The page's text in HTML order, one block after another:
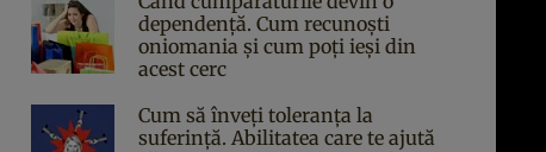
dependență. Cum recunoști
oniomania și cum poți ieși din
acest cerc
Cum să înveți toleranța la
suferință. Abilitatea care te ajută